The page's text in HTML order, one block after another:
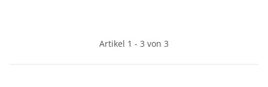
Artikel 1 - 3 von 3